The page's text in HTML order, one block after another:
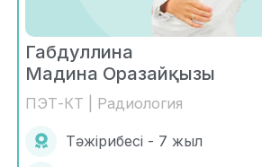
Габдуллина
Мадина Оразайқызы
ПЭТ-КТ | Радиология
Тәжірибесі - 7 жыл